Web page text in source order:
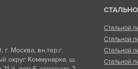
г. Москва, вн.тер.г.
округ Коммунарка, ш.
Стальной
Стальной
Стальной
Стальной